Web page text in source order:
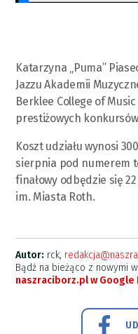
Katarzyna „Puma”
Jazzu Akademii
Berklee College of
prestiżowych
Koszt udziału wynosi
sierpnia pod numerem
finałowy odbędzie się
im. Miasta Roth.
Autor: rck,
Bądź na bieżąco z nowymi
naszraciborz.pl w Google